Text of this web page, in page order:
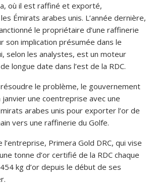
où il est raffiné et exporté,
Émirats arabes unis. L’année dernière,
le propriétaire d’une raffinerie
son implication présumée dans le
selon les analystes, est un moteur
longue date dans l’est de la RDC.
le problème, le gouvernement
janvier une coentreprise avec une
arabes unis pour exporter l’or de
vers une raffinerie du Golfe.
l’entreprise, Primera Gold DRC, qui vise
tonne d’or certifié de la RDC chaque
kg d’or depuis le début de ses